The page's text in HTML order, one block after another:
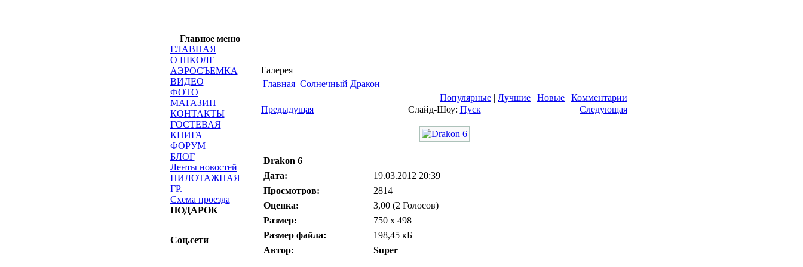
Главное меню
ГЛАВНАЯ
О ШКОЛЕ
АЭРОСЪЕМКА
ВИДЕО
ФОТО
МАГАЗИН
КОНТАКТЫ
ГОСТЕВАЯ
КНИГА
ФОРУМ
БЛОГ
Ленты новостей
ПИЛОТАЖНАЯ
ГР.
Схема проезда
ПОДАРОК
Соц.сети
Галерея
Главная Солнечный Дракон
Популярные | Лучшие | Новые | Комментарии
Предыдущая
Слайд-Шоу: Пуск Следующая
Drakon 6
Дата:
19.03.2012 20:39
Просмотров:
2814
Оценка:
3,00 (2 Голосов)
Размер:
750 x 498
Размер файла:
198,45 кБ
Автор:
Super